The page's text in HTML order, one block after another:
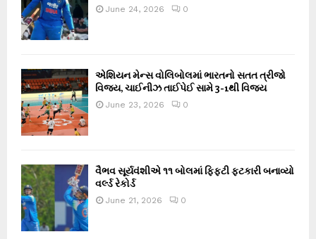
June 24, 2026 0
એશિયન મેન્સ વોલિબોલમાં ભારતનો સતત ત્રીજો
વિજય, ચાઈનીઝ તાઈપેઈ સામે 3-1થી વિજય
June 23, 2026 0
વૈભવ સૂર્યવંશીએ ૧૧ બોલમાં ફિફ્ટી ફટકારી બનાવ્યો
વર્લ્ડ રેકોર્ડ
June 21, 2026 0